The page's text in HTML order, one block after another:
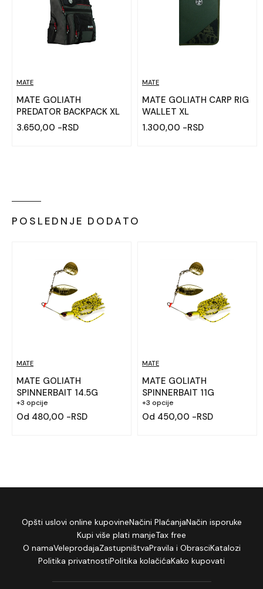
MATE
MATE GOLIATH
PREDATOR BACKPACK XL
3.650,00 -RSD
MATE
MATE GOLIATH CARP RIG
WALLET XL
1.300,00 -RSD
POSLEDNJE DODATO
MATE
MATE GOLIATH
SPINNERBAIT 14.5G
+3 opcije
Od 480,00 -RSD
MATE
MATE GOLIATH
SPINNERBAIT 11G
+3 opcije
Od 450,00 -RSD
Opšti uslovi online kupovineNačini PlaćanjaNačin isporuke
Kupi više plati manjeTax free
O namaVeleprodajaZastupništvaPravila i ObrasciKatalozi
Politika privatnostiPolitika kolačićaKako kupovati